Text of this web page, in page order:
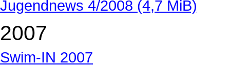
Jugendnews 4/2008 (4,7 MiB)
2007
Swim-IN 2007